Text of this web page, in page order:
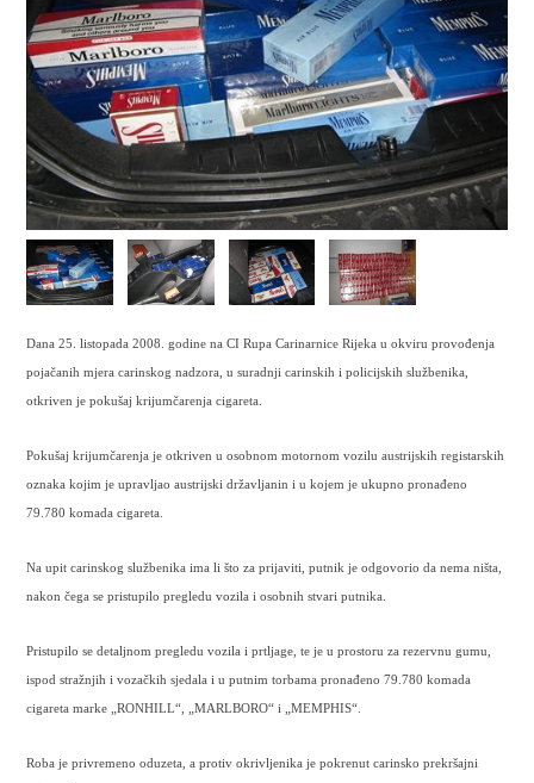
Dana 25. listopada 2008. godine na CI RupaCarinarnice Rijeka u okviru provođenja
pojačanih mjera carinskog nadzora, u suradnji carinskih i policijskih službenika,
otkriven je pokušaj krijumčarenja cigareta.
Pokušaj krijumčarenja je otkriven u osobnom motornom vozilu austrijskih registarskih
oznaka kojim je upravljao austrijski državljanin i u kojem je ukupno pronađeno
79.780 komada cigareta.
Na upit carinskog službenika ima li što za prijaviti, putnik je odgovorio da nema ništa,
nakon čega se pristupilo pregledu vozila i osobnih stvari putnika.
Pristupilo se detaljnom pregledu vozila i prtljage, te je u prostoru za rezervnu gumu,
ispod stražnjih i vozačkih sjedala i u putnim torbama pronađeno 79.780 komada
cigareta marke „RONHILL“, „MARLBORO“ i „MEMPHIS“.
Roba je privremeno oduzeta, a protiv okrivljenika je pokrenut carinsko prekršajni